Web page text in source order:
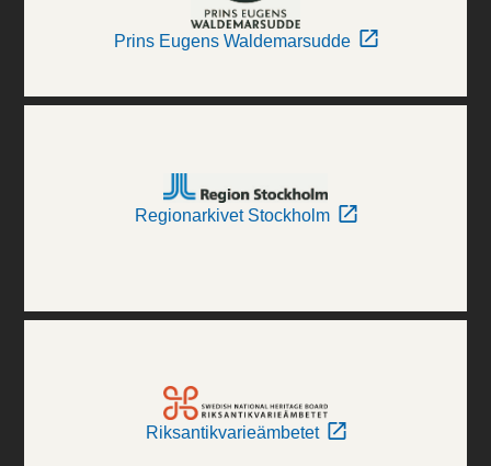
Prins Eugens Waldemarsudde
Regionarkivet Stockholm
Riksantikvarieämbetet